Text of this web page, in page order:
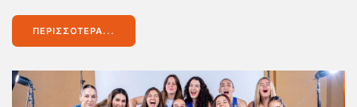
ΠΕΡΙΣΣΌΤΕΡΑ...